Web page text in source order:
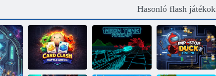
Hasonló flash játékok